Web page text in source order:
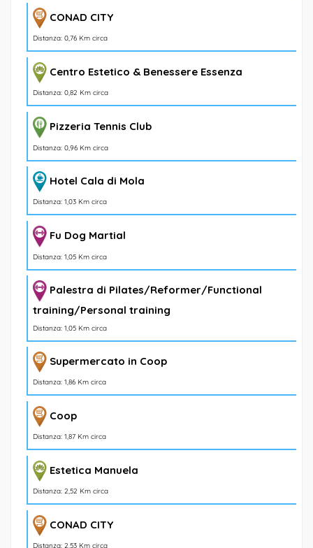
CONAD CITY
Distanza: 0,76 Km circa
Centro Estetico & Benessere Essenza
Distanza: 0,82 Km circa
Pizzeria Tennis Club
Distanza: 0,96 Km circa
Hotel Cala di Mola
Distanza: 1,03 Km circa
Fu Dog Martial
Distanza: 1,05 Km circa
Palestra di Pilates/Reformer/Functional
training/Personal training
Distanza: 1,05 Km circa
Supermercato in Coop
Distanza: 1,86 Km circa
Coop
Distanza: 1,87 Km circa
Estetica Manuela
Distanza: 2,52 Km circa
CONAD CITY
Distanza: 2,53 Km circa